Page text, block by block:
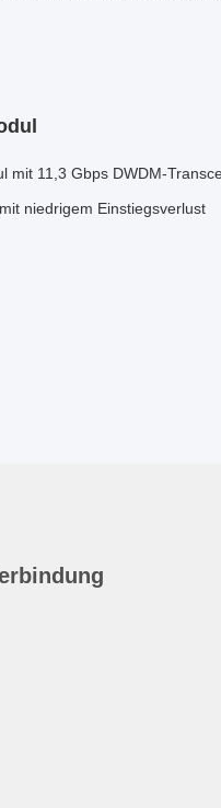
mit 11,3 Gbps DWDM-
niedrigem Einstiegsverlust